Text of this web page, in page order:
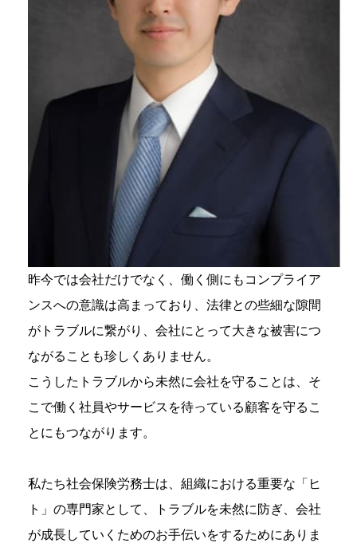
昨今では会社だけでなく、働く側にもコンプライア
ンスへの意識は高まっており、法律との些細な隙間
がトラブルに繋がり、会社にとって大きな被害につ
ながることも珍しくありません。
こうしたトラブルから未然に会社を守ることは、そ
こで働く社員やサービスを待っている顧客を守るこ
とにもつながります。
私たち社会保険労務士は、組織における重要な「ヒ
ト」の専門家として、トラブルを未然に防ぎ、会社
が成長していくためのお手伝いをするためにありま